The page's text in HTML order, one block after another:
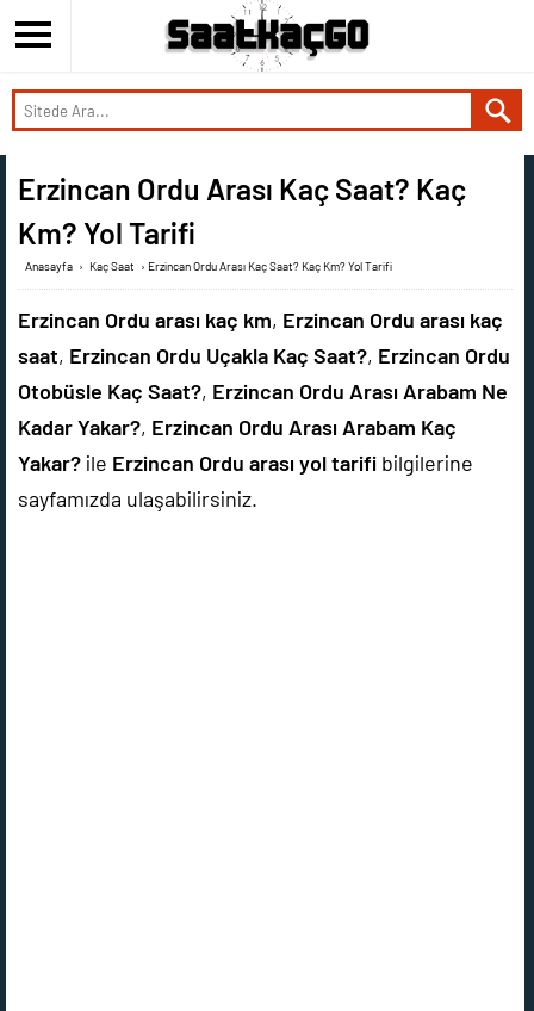
Erzincan Ordu Arası Kaç Saat? Kaç
Km? Yol Tarifi
Anasayfa › Kaç Saat › Erzincan Ordu Arası Kaç Saat? Kaç Km? Yol Tarifi
Erzincan Ordu arası kaç km, Erzincan Ordu arası kaç
saat, Erzincan Ordu Uçakla Kaç Saat?, Erzincan Ordu
Otobüsle Kaç Saat?, Erzincan Ordu Arası Arabam Ne
Kadar Yakar?, Erzincan Ordu Arası Arabam Kaç
Yakar? ile Erzincan Ordu arası yol tarifi bilgilerine
sayfamızda ulaşabilirsiniz.